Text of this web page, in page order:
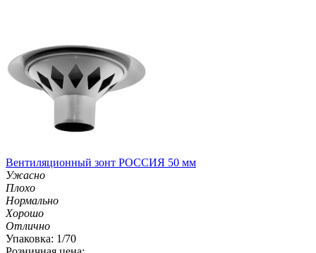
Вентиляционный зонт РОССИЯ 50 мм
Ужасно
Плохо
Нормально
Хорошо
Отлично
Упаковка: 1/70